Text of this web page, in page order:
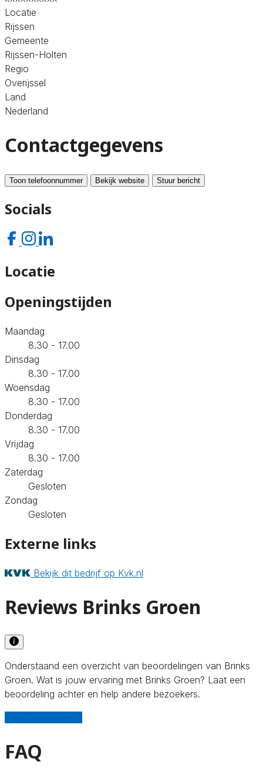
Locatie
Rijssen
Gemeente
Rijssen-Holten
Regio
Overijssel
Land
Nederland
Contactgegevens
Toon telefoonnummer Bekijk website Stuur bericht
Socials
Locatie
Openingstijden
Maandag
8.30 - 17.00
Dinsdag
8.30 - 17.00
Woensdag
8.30 - 17.00
Donderdag
8.30 - 17.00
Vrijdag
8.30 - 17.00
Zaterdag
Gesloten
Zondag
Gesloten
Externe links
Bekijk dit bedrijf op Kvk.nl
Reviews Brinks Groen
Onderstaand een overzicht van beoordelingen van Brinks
Groen. Wat is jouw ervaring met Brinks Groen? Laat een
beoordeling achter en help andere bezoekers.
FAQ